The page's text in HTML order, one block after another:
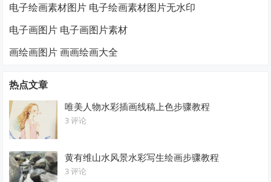
电子绘画素材图片 电子绘画素材图片无水印
电子画图片 电子画图片素材
画绘画图片 画画绘画大全
热点文章
唯美人物水彩插画线稿上色步骤教程
3 评论
黄有维山水风景水彩写生绘画步骤教程
3 评论